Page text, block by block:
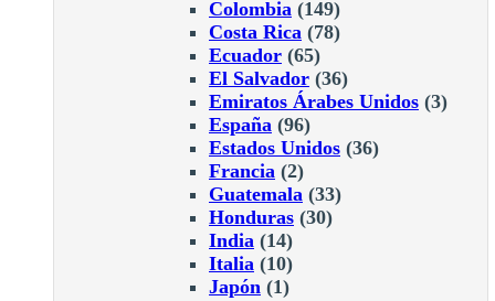
Colombia (149)
Costa Rica (78)
Ecuador (65)
El Salvador (36)
Emiratos Árabes Unidos (3)
España (96)
Estados Unidos (36)
Francia (2)
Guatemala (33)
Honduras (30)
India (14)
Italia (10)
Japón (1)